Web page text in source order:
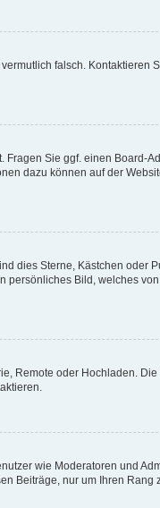
falsch. Kontaktieren
Sie ggf. einen Board-
dazu können auf der
dies Sterne, Kästchen oder
persönliches Bild, welches
Remote oder Hochladen.
wie Moderatoren und
Beiträge, nur um Ihren